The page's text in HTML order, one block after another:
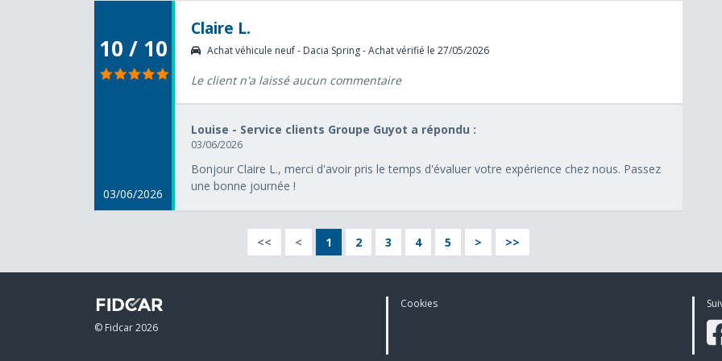
10 / 10
03/06/2026
Claire L.
Achat véhicule neuf - Dacia Spring - Achat vérifié le 27/05/2026
Le client n'a laissé aucun commentaire
Louise - Service clients Groupe Guyot a répondu :
03/06/2026
Bonjour Claire L., merci d'avoir pris le temps d'évaluer votre expérience chez nous. Passez
une bonne journée !
<< < 1 2 3 4 5 > >>
© Fidcar 2026
Cookies